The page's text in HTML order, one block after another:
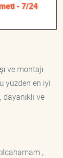
- 7/24
ve montajı
yüzden en iyi
ve
,